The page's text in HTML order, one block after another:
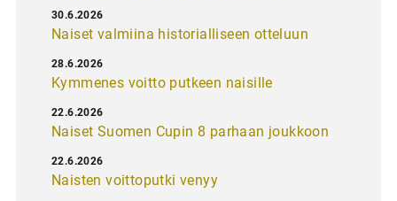
Naiset valmiina historialliseen otteluun
30.6.2026
Kymmenes voitto putkeen naisille
28.6.2026
Naiset Suomen Cupin 8 parhaan joukkoon
22.6.2026
Naisten voittoputki venyy
22.6.2026